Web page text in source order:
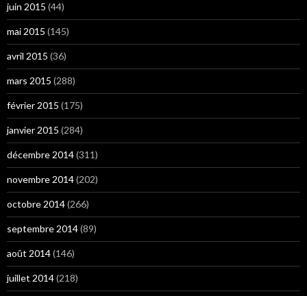
juin 2015 (44)
mai 2015 (145)
avril 2015 (36)
mars 2015 (288)
février 2015 (175)
janvier 2015 (284)
décembre 2014(311)
novembre 2014(202)
octobre 2014(266)
septembre 2014(89)
août 2014(146)
juillet 2014(218)